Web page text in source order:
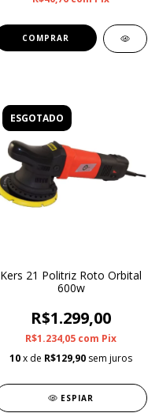
ESGOTADO
Kers 21 Politriz Roto Orbital
600w
R$1.299,00
R$1.234,05 com Pix
10x de R$129,90 sem juros
ESPIAR